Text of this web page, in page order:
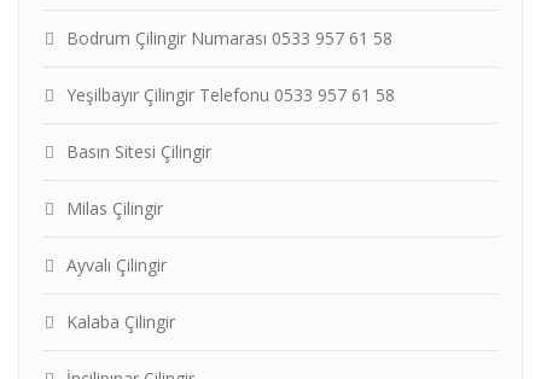
Bodrum Çilingir Numarası 0533 957 61 58
Yeşilbayır Çilingir Telefonu 0533 957 61 58
Basın Sitesi Çilingir
Milas Çilingir
Ayvalı Çilingir
Kalaba Çilingir